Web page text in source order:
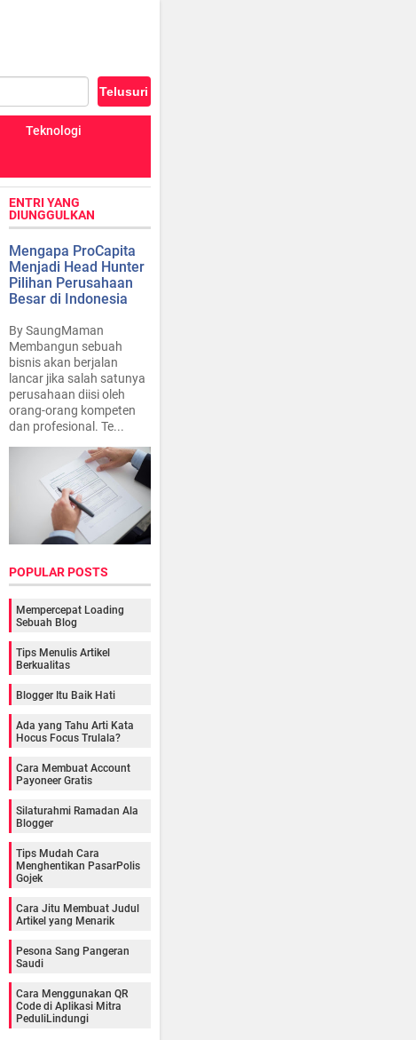
Teknologi
ENTRI YANG
DIUNGGULKAN
Mengapa ProCapita
Menjadi Head Hunter
Pilihan Perusahaan
Besar di Indonesia
By SaungMaman
Membangun sebuah
bisnis akan berjalan
lancar jika salah satunya
perusahaan diisi oleh
orang-orang kompeten
dan profesional. Te...
POPULAR POSTS
Mempercepat Loading
Sebuah Blog
Tips Menulis Artikel
Berkualitas
Blogger Itu Baik Hati
Ada yang Tahu Arti Kata
Hocus Focus Trulala?
Cara Membuat Account
Payoneer Gratis
Silaturahmi Ramadan Ala
Blogger
Tips Mudah Cara
Menghentikan PasarPolis
Gojek
Cara Jitu Membuat Judul
Artikel yang Menarik
Pesona Sang Pangeran
Saudi
Cara Menggunakan QR
Code di Aplikasi Mitra
PeduliLindungi